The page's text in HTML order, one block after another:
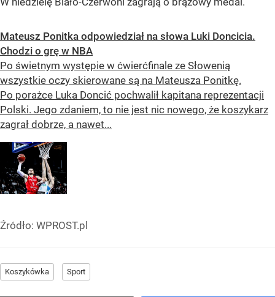
Mateusz Ponitka odpowiedział na słowa Luki Doncicia.
Chodzi o grę w NBA
Po świetnym występie w ćwierćfinale ze Słowenią
wszystkie oczy skierowane są na Mateusza Ponitkę.
Po porażce Luka Doncić pochwalił kapitana reprezentacji
Polski. Jego zdaniem, to nie jest nic nowego, że koszykarz
zagrał dobrze, a nawet...
Źródło: WPROST.pl
Koszykówka Sport